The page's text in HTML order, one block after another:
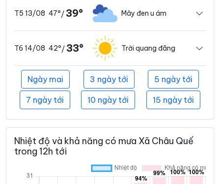
T5 13/08 47°/ 39° Mây đen u ám
T6 14/08 42°/ 33° Trời quang đãng
Ngày mai 3 ngày tới 5 ngày tới
7 ngày tới 10 ngày tới 15 ngày tới
Nhiệt độ và khả năng có mưa Xã Châu Quế
trong 12h tới